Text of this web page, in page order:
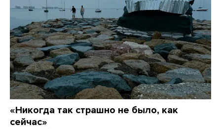
«Никогда так страшно не было, как
сейчас»